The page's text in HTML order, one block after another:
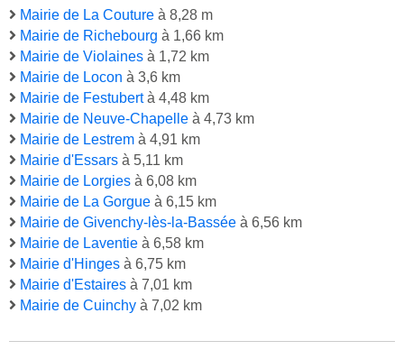
Mairie de La Couture à 8,28 m
Mairie de Richebourg à 1,66 km
Mairie de Violaines à 1,72 km
Mairie de Locon à 3,6 km
Mairie de Festubertà 4,48 km
Mairie de Neuve-Chapelle à 4,73 km
Mairie de Lestrem à 4,91 km
Mairie d'Essars à 5,11 km
Mairie de Lorgies à 6,08 km
Mairie de La Gorgue à 6,15 km
Mairie de Givenchy-lès-la-Bassée à 6,56 km
Mairie de Laventie à 6,58 km
Mairie d'Hinges à 6,75 km
Mairie d'Estaires à 7,01 km
Mairie de Cuinchy à 7,02 km